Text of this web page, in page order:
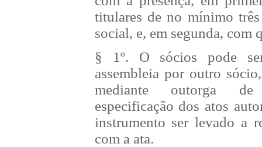
titulares de no mínimo
social, e, em segunda, com
§ 1º. O sócios pode
assembleia por outro
mediante outorga
especificação dos atos
instrumento ser levado a
com a ata.